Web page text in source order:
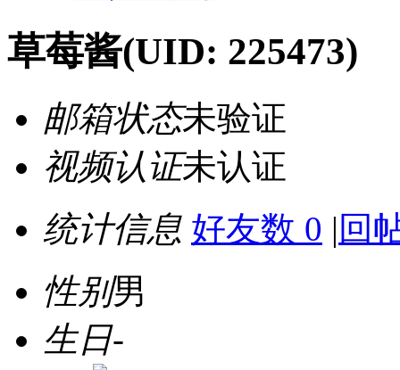
草莓酱(UID: 225473)
邮箱状态未验证
视频认证未认证
统计信息 好友数 0 | 回
性别男
生日-